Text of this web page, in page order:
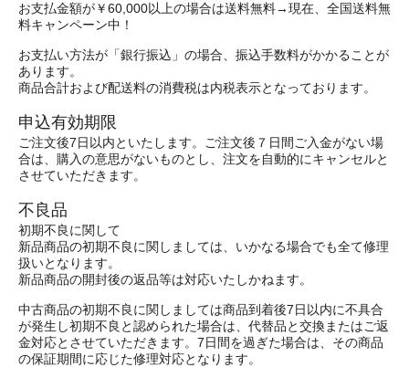
お支払金額が￥60,000以上の場合は送料無料→現在、全国送料無
料キャンペーン中！
お支払い方法が「銀行振込」の場合、振込手数料がかかることが
あります。
商品合計および配送料の消費税は内税表示となっております。
申込有効期限
ご注文後7日以内といたします。ご注文後７日間ご入金がない場
合は、購入の意思がないものとし、注文を自動的にキャンセルと
させていただきます。
不良品
初期不良に関して
新品商品の初期不良に関しましては、いかなる場合でも全て修理
扱いとなります。
新品商品の開封後の返品等は対応いたしかねます。
中古商品の初期不良に関しましては商品到着後7日以内に不具合
が発生し初期不良と認められた場合は、代替品と交換またはご返
金対応とさせていただきます。7日間を過ぎた場合は、その商品
の保証期間に応じた修理対応となります。